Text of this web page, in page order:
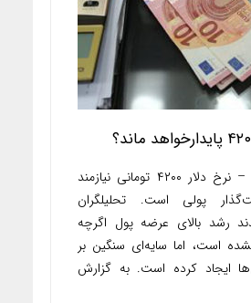
توریست مالزی – نرخ دلار ۴۲۰۰ تومانی نیازمند
پولی است. تحلیلگران
رشد بالای عرضه پول اگرچه
است، اما سایه‌ای سنگین بر
ایجاد کرده است. به گزارش